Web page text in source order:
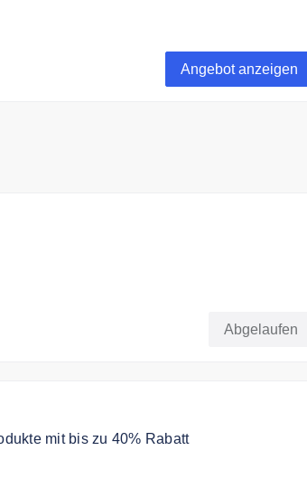
Angebot anzeigen
Abgelaufen
mit bis zu 40% Rabatt